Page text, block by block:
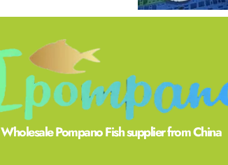
Wholesale Pompano Fish supplier from China